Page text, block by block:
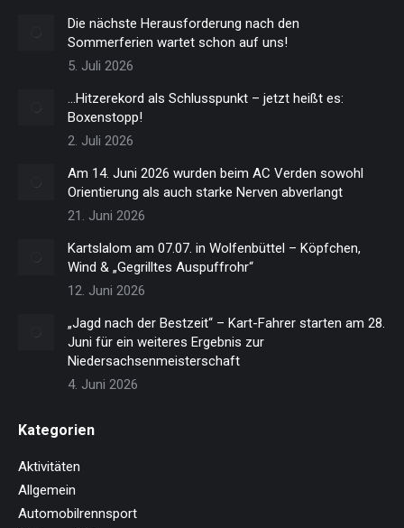
Die nächste Herausforderung nach den
Sommerferien wartet schon auf uns!
5. Juli 2026
…Hitzerekord als Schlusspunkt – jetzt heißt es:
Boxenstopp!
2. Juli 2026
Am 14. Juni 2026 wurden beim AC Verden sowohl
Orientierung als auch starke Nerven abverlangt
21. Juni 2026
Kartslalom am 07.07. in Wolfenbüttel – Köpfchen,
Wind & „Gegrilltes Auspuffrohr“
12. Juni 2026
„Jagd nach der Bestzeit“ – Kart-Fahrer starten am 28.
Juni für ein weiteres Ergebnis zur
Niedersachsenmeisterschaft
4. Juni 2026
Kategorien
Aktivitäten
Allgemein
Automobilrennsport